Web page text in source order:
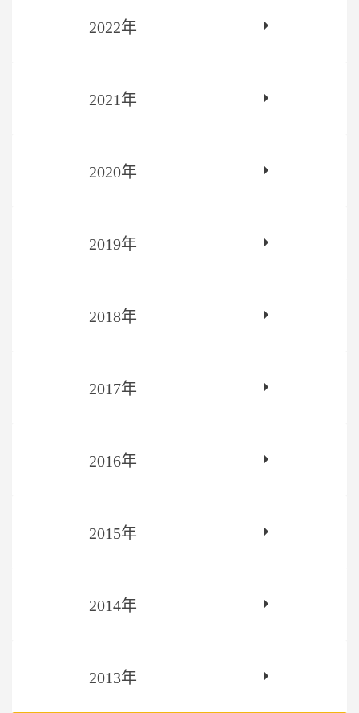
2022年
2021年
2020年
2019年
2018年
2017年
2016年
2015年
2014年
2013年